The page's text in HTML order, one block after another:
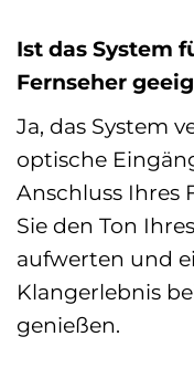
Ist das System
Fernseher
Ja, das System
optische
Anschluss Ihres
Sie den Ton
aufwerten und
Klangerlebnis
genießen.